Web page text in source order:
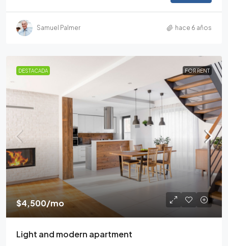
Samuel Palmer hace 6 años
DESTACADA FOR RENT
$4,500/mo
Light and modern apartment